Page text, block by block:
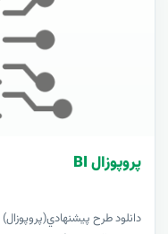
پروپوزال BI